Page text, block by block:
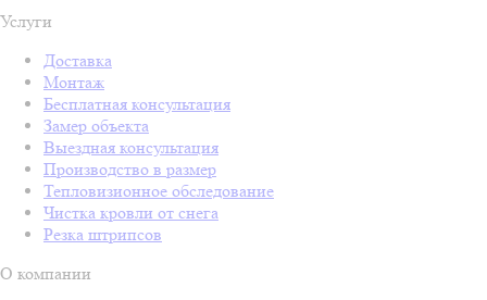
Услуги
Доставка
Монтаж
Бесплатная консультация
Замер объекта
Выездная консультация
Производство в размер
Тепловизионное обследование
Чистка кровли от снега
Резка штрипсов
О компании